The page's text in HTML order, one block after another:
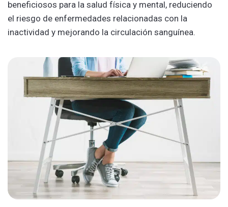
beneficiosos para la salud física y mental, reduciendo
el riesgo de enfermedades relacionadas con la
inactividad y mejorando la circulación sanguínea.